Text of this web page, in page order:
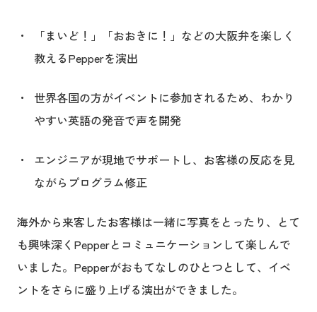
「まいど！」「おおきに！」などの大阪弁を楽しく
教えるPepperを演出
世界各国の方がイベントに参加されるため、わかり
やすい英語の発音で声を開発
エンジニアが現地でサポートし、お客様の反応を見
ながらプログラム修正
海外から来客したお客様は一緒に写真をとったり、とて
も興味深くPepperとコミュニケーションして楽しんで
いました。Pepperがおもてなしのひとつとして、イベ
ントをさらに盛り上げる演出ができました。